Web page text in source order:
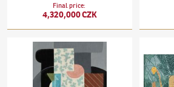
Final price:
4,320,000 CZK
(1902–1980)Nature Morte Cubiste (Ice-cream)